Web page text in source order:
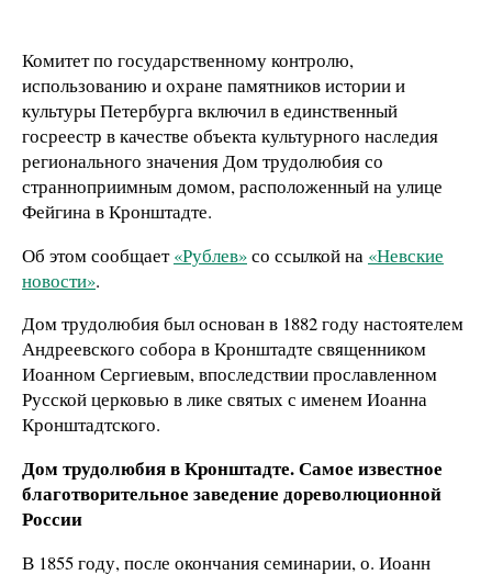
Комитет по государственному контролю,
использованию и охране памятников истории и
культуры Петербурга включил в единственный
госреестр в качестве объекта культурного наследия
регионального значения Дом трудолюбия со
странноприимным домом, расположенный на улице
Фейгина в Кронштадте.
Об этом сообщает«Рублев»со ссылкой на «Невские
новости».
Дом трудолюбия был основан в 1882 году настоятелем
Андреевского собора в Кронштадте священником
Иоанном Сергиевым, впоследствии прославленном
Русской церковью в лике святых с именем Иоанна
Кронштадтского.
Дом трудолюбия в Кронштадте. Самое известное
благотворительное заведение дореволюционной
России
В 1855 году, после окончания семинарии, о. Иоанн